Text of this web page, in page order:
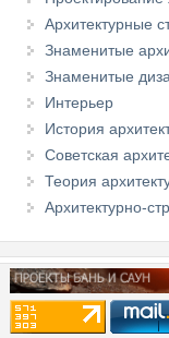
Архитектурные
Знаменитые
Знаменитые
Интерьер
История
Советская
Теория
Архитектурно-